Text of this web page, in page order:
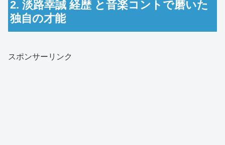
2. 淡路幸誠 経歴 と音楽コントで磨いた
独自の才能
スポンサーリンク